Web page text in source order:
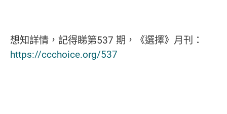
想知詳情，記得睇第537 期，《選擇》月刊：
https://ccchoice.org/537